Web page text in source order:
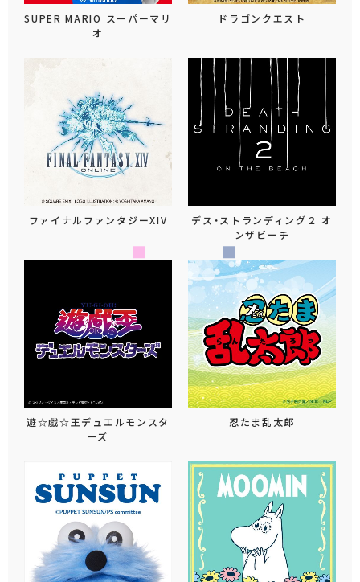
SUPER MARIO スーパーマリ
オ
ドラゴンクエスト
ファイナルファンタジーXIV
デス・ストランディング２ オ
ンザビーチ
遊☆戯☆王デュエルモンスタ
ーズ
忍たま乱太郎